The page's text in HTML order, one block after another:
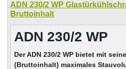
ADN 230/2 WP
Bruttoinhalt
ADN 230/2 WP
Der ADN 230/2 WP bietet mit
(Bruttoinhalt) maximales